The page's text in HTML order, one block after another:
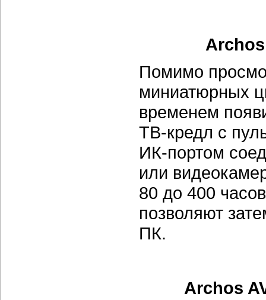
Помимо
миниатюрных
временем
ТВ-кредл с
ИК-портом
или
80 до 400
позволяют
ПК.
Archos